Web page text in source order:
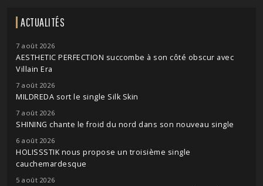
ACTUALITÉS
7 août 2026
AESTHETIC PERFECTION succombe à son côté obscur avec
Villain Era
7 août 2026
MILDREDA sort le single Silk Skin
7 août 2026
SHINING chante le froid du nord dans son nouveau single
6 août 2026
HOLISSSTIK nous propose un troisième single
cauchemardesque
5 août 2026